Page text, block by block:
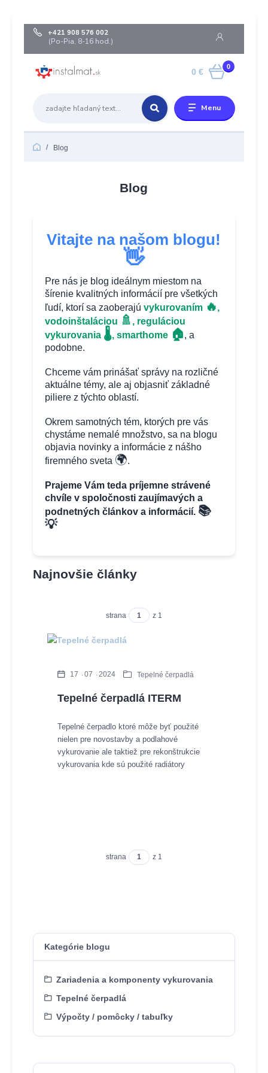
Menu
+421 908 576 002
(Po-Pia, 8-16 hod.)
0
0 €
Blog
Kategórie blogu
Zariadenia a komponenty vykurovania
Tepelné čerpadlá
Výpočty / pomôcky / tabuľky
Blog
Vitajte na našom blogu!
👋
Pre nás je blog ideálnym miestom na
šírenie kvalitných informácií pre všetkých
ľudí, ktorí sa zaoberajú vykurovaním 🔥,
vodoinštaláciou 🚿, reguláciou
vykurovania 🌡️, smarthome 🏠, a
podobne.
Chceme vám prinášať správy na rozličné
aktuálne témy, ale aj objasniť základné
piliere z týchto oblastí.
Okrem samotných tém, ktorých pre vás
chystáme nemalé množstvo, sa na blogu
objavia novinky a informácie z nášho
firemného sveta 🌍.
Prajeme Vám teda príjemne strávené
chvíle v spoločnosti zaujímavých a
podnetných článkov a informácií. 📚
💡
Najnovšie články
strana z 1
Tepelné čerpadlá ITERM
17 07 2024 Tepelné čerpadlá
Tepelné čerpadlo ktoré môže byť použité
nielen pre novostavby a podlahové
vykurovanie ale taktiež pre rekonštrukcie
vykurovania kde sú použité radiátory
strana z 1